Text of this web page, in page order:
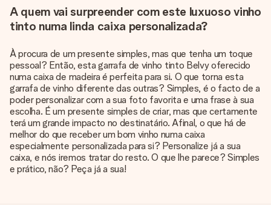
A quem vai surpreender com este luxuoso vinho
tinto numa linda caixa personalizada?
À procura de um presente simples, mas que tenha um toque
pessoal? Então, esta garrafa de vinho tinto Belvy oferecido
numa caixa de madeira é perfeita para si. O que torna esta
garrafa de vinho diferente das outras? Simples, é o facto de a
poder personalizar com a sua foto favorita e uma frase à sua
escolha. É um presente simples de criar, mas que certamente
terá um grande impacto no destinatário. Afinal, o que há de
melhor do que receber um bom vinho numa caixa
especialmente personalizada para si? Personalize já a sua
caixa, e nós iremos tratar do resto. O que lhe parece? Simples
e prático, não? Peça já a sua!